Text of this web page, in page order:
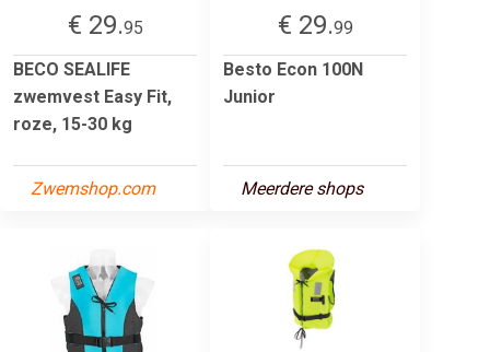
€ 29.95
BECO SEALIFE
zwemvest Easy Fit,
roze, 15-30 kg
Zwemshop.com
€ 29.99
Besto Econ 100N
Junior
Meerdere shops